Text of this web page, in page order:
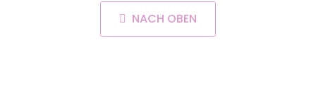
e
u
e
n
i
e
NACH OBEN